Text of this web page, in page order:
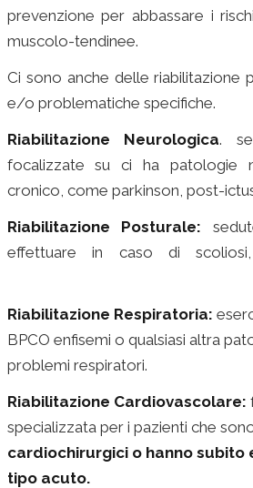
prevenzione per abbassare i
muscolo-tendinee.
Ci sono anche delle riabilitazione
e/o problematiche specifiche.
Riabilitazione Neurologica.
focalizzate su ci ha patologie
cronico, come parkinson, post-
Riabilitazione Posturale:
effettuare in caso di
Riabilitazione Respiratoria:
BPCO enfisemi o qualsiasi altra
problemi respiratori.
Riabilitazione Cardiovascolare:
specializzata per i pazienti che
cardiochirurgici o hanno subito
tipo acuto.